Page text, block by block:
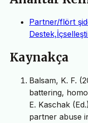
Partner/flört
Kaynakça
Balsam, K. F.
battering,
E. Kaschak
partner abuse